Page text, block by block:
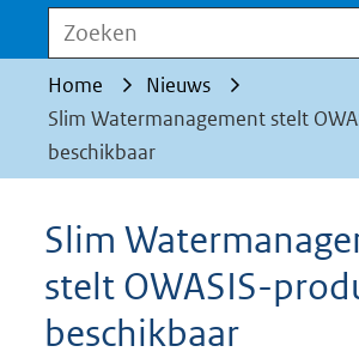
toegestaan
of
geweigerd.
Zoeken
Home
Nieuws
Slim Watermanagement stelt
beschikbaar
Slim
stelt OWASIS-
beschikbaar